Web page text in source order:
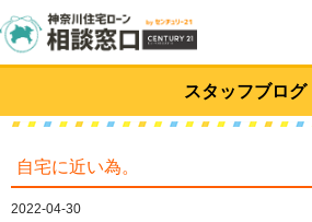
スタッフブログ
自宅に近い為。
2022-04-30